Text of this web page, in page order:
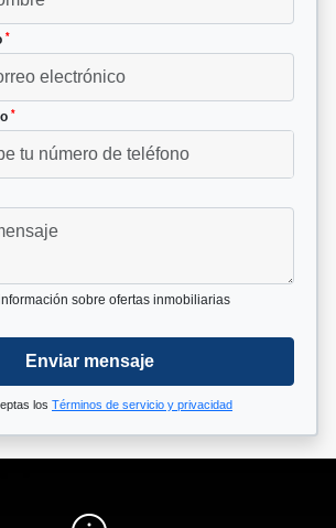
*
*
sobre ofertas inmobiliarias
Enviar mensaje
los Términos de servicio y privacidad